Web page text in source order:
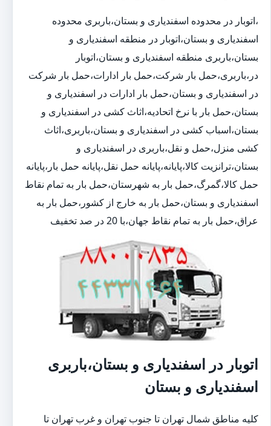
،اتوبار در محدوده اسفندیاری و بستان،باربری محدوده
اسفندیاری و بستان،اتوبار در منطقه اسفندیاری و
بستان،باربری منطقه اسفندیاری و بستان،اتوبار
در،باربری،حمل بار شرکت،حمل بار ادارات،حمل بار شرکت
در اسفندیاری و بستان،حمل بار ادارات در اسفندیاری و
بستان،حمل بار با نرخ اتحادیه،اثاث کشی در اسفندیاری و
بستان،اسباب کشی در اسفندیاری و بستان،باربری،اثاث
کشی منزل،حمل و نقل،باربری در اسفندیاری و
بستان،ترانزیت کالا،پایانه،پایانه حمل نقل،پایانه حمل بار،پایانه
حمل کالا،گمرگ،حمل بار به شهرستان،حمل بار به تمام نقاط
اسفندیاری و بستان،حمل بار به خارج از کشور،حمل بار به
عراق،حمل بار به تمام نقاط جهان،با 20 در صد تخفیف
اتوبار در اسفندیاری و بستان،باربری
اسفندیاری و بستان
کلیه مناطق شمال تهران تا جنوب تهران و غرب تهران تا